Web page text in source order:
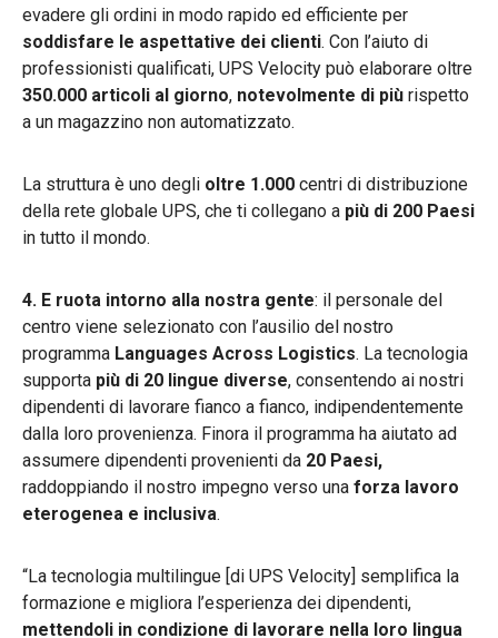
evadere gli ordini in modo rapido ed efficiente per
soddisfare le aspettative dei clienti. Con l’aiuto di
professionisti qualificati, UPS Velocity può elaborare oltre
350.000 articoli al giorno, notevolmente di più rispetto
a un magazzino non automatizzato.
La struttura è uno degli oltre 1.000 centri di distribuzione
della rete globale UPS, che ti collegano a più di 200 Paesi
in tutto il mondo.
4. E ruota intorno alla nostra gente: il personale del
centro viene selezionato con l’ausilio del nostro
programma Languages Across Logistics. La tecnologia
supporta più di 20 lingue diverse, consentendo ai nostri
dipendenti di lavorare fianco a fianco, indipendentemente
dalla loro provenienza. Finora il programma ha aiutato ad
assumere dipendenti provenienti da 20 Paesi,
raddoppiando il nostro impegno verso una forza lavoro
eterogenea e inclusiva.
“La tecnologia multilingue [di UPS Velocity] semplifica la
formazione e migliora l’esperienza dei dipendenti,
mettendoli in condizione di lavorare nella loro lingua